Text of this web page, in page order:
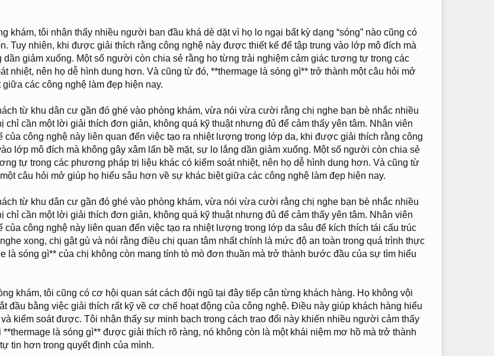
khám, tôi nhận thấy nhiều người ban đầu khá dè dặt vì họ lo ngại bất kỳ dạng “sóng” nào cũng có
Tuy nhiên, khi được giải thích rằng công nghệ này được thiết kế để tập trung vào lớp mô đích mà
dần giảm xuống. Một số người còn chia sẻ rằng họ từng trải nghiệm cảm giác tương tự trong các
nhiệt, nên họ dễ hình dung hơn. Và cũng từ đó, **thermage là sóng gì** trở thành một câu hỏi mở
các công nghệ làm đẹp hiện nay.
từ khu dân cư gần đó ghé vào phòng khám, vừa nói vừa cười rằng chị nghe bạn bè nhắc nhiều
chỉ cần một lời giải thích đơn giản, không quá kỹ thuật nhưng đủ để cảm thấy yên tâm. Nhân viên
của công nghệ này liên quan đến việc tạo ra nhiệt lượng trong lớp da, khi được giải thích rằng công
lớp mô đích mà không gây xâm lấn bề mặt, sự lo lắng dần giảm xuống. Một số người còn chia sẻ
tự trong các phương pháp trị liệu khác có kiểm soát nhiệt, nên họ dễ hình dung hơn. Và cũng từ
câu hỏi mở giúp họ hiểu sâu hơn về sự khác biệt giữa các công nghệ làm đẹp hiện nay.
từ khu dân cư gần đó ghé vào phòng khám, vừa nói vừa cười rằng chị nghe bạn bè nhắc nhiều
chỉ cần một lời giải thích đơn giản, không quá kỹ thuật nhưng đủ để cảm thấy yên tâm. Nhân viên
của công nghệ này liên quan đến việc tạo ra nhiệt lượng trong lớp da sâu để kích thích tái cấu trúc
xong, chị gật gù và nói rằng điều chị quan tâm nhất chính là mức độ an toàn trong quá trình thực
là sóng gì** của chị không còn mang tính tò mò đơn thuần mà trở thành bước đầu của sự tìm hiểu
khám, tôi cũng có cơ hội quan sát cách đội ngũ tại đây tiếp cận từng khách hàng. Họ không vội
đầu bằng việc giải thích rất kỹ về cơ chế hoạt động của công nghệ. Điều này giúp khách hàng hiểu
kiểm soát được. Tôi nhận thấy sự minh bạch trong cách trao đổi này khiến nhiều người cảm thấy
là sóng gì** được giải thích rõ ràng, nó không còn là một khái niệm mơ hồ mà trở thành
tin hơn trong quyết định của mình.